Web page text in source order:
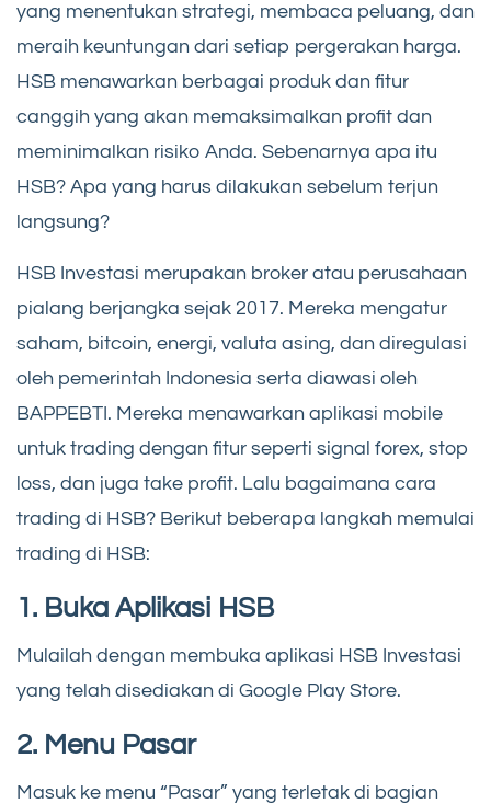
yang menentukan strategi, membaca peluang, dan
meraih keuntungan dari setiap pergerakan harga.
HSB menawarkan berbagai produk dan fitur
canggih yang akan memaksimalkan profit dan
meminimalkan risiko Anda. Sebenarnya apa itu
HSB? Apa yang harus dilakukan sebelum terjun
langsung?
HSB Investasi merupakan broker atau perusahaan
pialang berjangka sejak 2017. Mereka mengatur
saham, bitcoin, energi, valuta asing, dan diregulasi
oleh pemerintah Indonesia serta diawasi oleh
BAPPEBTI. Mereka menawarkan aplikasi mobile
untuk trading dengan fitur seperti signal forex, stop
loss, dan juga take profit. Lalu bagaimana cara
trading di HSB? Berikut beberapa langkah memulai
trading di HSB:
1. Buka Aplikasi HSB
Mulailah dengan membuka aplikasi HSB Investasi
yang telah disediakan di Google Play Store.
2. Menu Pasar
Masuk ke menu “Pasar” yang terletak di bagian